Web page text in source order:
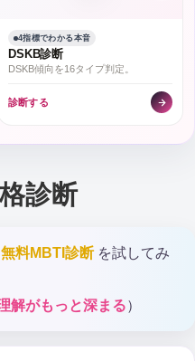
4指標でわかる本音
DSKB診断
DSKB傾向を16タイプ判定。
診断する
診断
無料MBTI診断を試してみ
解がもっと深まる）